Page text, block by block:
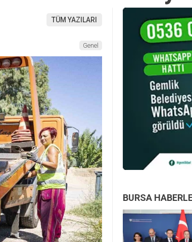
TÜM YAZILARI
Genel
BURSA